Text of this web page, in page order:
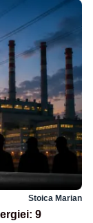
Stoica Marian
9